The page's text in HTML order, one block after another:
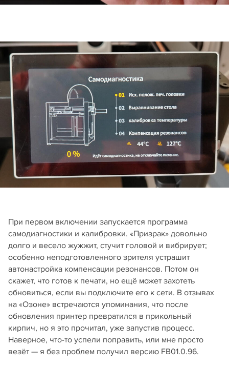
При первом включении запускается программа
самодиагностики и калибровки. «Призрак» довольно
долго и весело жужжит, стучит головой и вибрирует;
особенно неподготовленного зрителя устрашит
автонастройка компенсации резонансов. Потом он
скажет, что готов к печати, но ещё может захотеть
обновиться, если вы подключите его к сети. В отзывах
на «Озоне» встречаются упоминания, что после
обновления принтер превратился в прикольный
кирпич, но я это прочитал, уже запустив процесс.
Наверное, что-то успели поправить, или мне просто
везёт — я без проблем получил версию FB01.0.96.